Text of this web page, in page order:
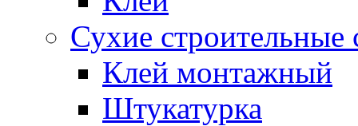
Сухие
Клей монтажный
Штукатурка